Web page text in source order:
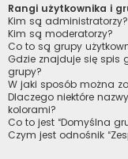
Rangi użytkownika i
Kim są administratorzy?
Kim są moderatorzy?
Co to są grupy
Gdzie znajduje się spis
grupy?
W jaki sposób można
Dlaczego niektóre
kolorami?
Co to jest “Domyślna
Czym jest odnośnik